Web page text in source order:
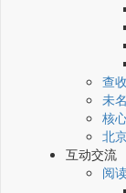
查
未
核
北
互动交流
阅